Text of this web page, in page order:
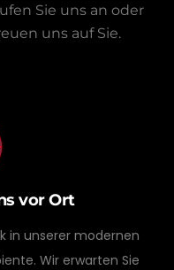
Sie uns an oder
uns auf Sie.
vor Ort
in unserer modernen
Wir erwarten Sie